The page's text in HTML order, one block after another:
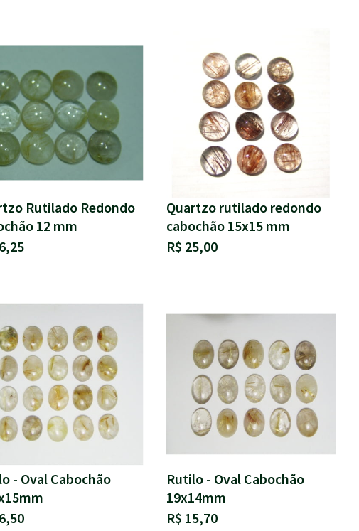
Rutilado Redondo
12 mm
Quartzo rutilado redondo
cabochão 15x15 mm
R$ 25,00
- Oval Cabochão
Rutilo - Oval Cabochão
19x14mm
R$ 15,70